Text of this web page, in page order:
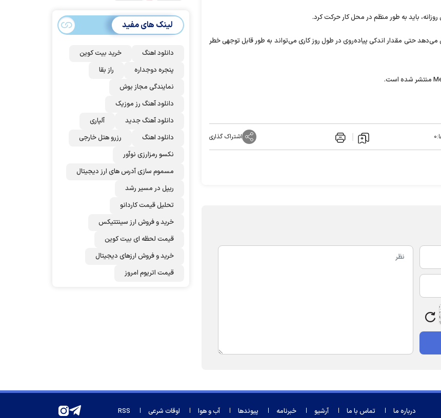
باید به‌ طور منظم در محل کار حرکت کرد.
حتی مقدار اندکی پیاده‌روی در طول روز کاری می‌تواند به‌ طور قابل توجهی خطر
۰ اشتراک گذاری
اذعان کنند | اگر
آنها دوباره زیر
توافق بزنند، ضربه
خورد
لینک های مفید
دانلود اهنگ
خرید بیت کوین
پنجره دوجداره
راز بقا
نمایندگی مجاز بوش
دانلود آهنگ رز‌ موزیک
دانلود آهنگ جدید
آلپاری
دانلود اهنگ
رزرو هتل خارجی
نکسو رمزارزی نوآور
مسموم سازی آدرس های ارز دیجیتال
ریپل در مسیر رشد
تحلیل قیمت کاردانو
خرید و فروش ارز سینتتیکس
قیمت لحظه ای بیت کوین
خرید و فروش ارزهای دیجیتال
قیمت اتریوم امروز
درباره ما تماس با ما آرشیو خبرنامه پیوندها آب و هوا اوقات شرعی RSS